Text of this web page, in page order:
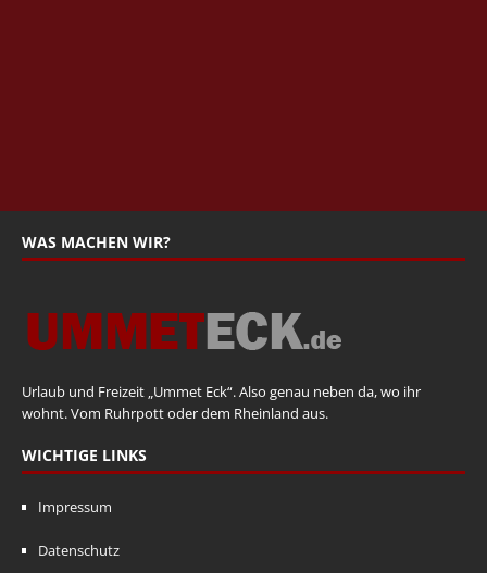
WAS MACHEN WIR?
Urlaub und Freizeit „Ummet Eck“. Also genau neben da, wo ihr
wohnt. Vom Ruhrpott oder dem Rheinland aus.
WICHTIGE LINKS
Impressum
Datenschutz